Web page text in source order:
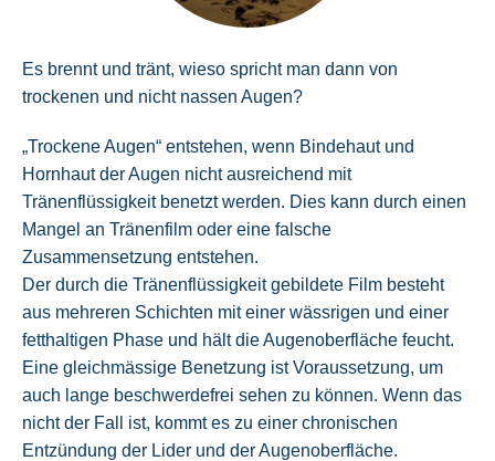
Es brennt und tränt, wieso spricht man dann von
trockenen und nicht nassen Augen?
„Trockene Augen“ entstehen, wenn Bindehaut und
Hornhaut der Augen nicht ausreichend mit
Tränenflüssigkeit benetzt werden. Dies kann durch einen
Mangel an Tränenfilm oder eine falsche
Zusammensetzung entstehen.
Der durch die Tränenflüssigkeit gebildete Film besteht
aus mehreren Schichten mit einer wässrigen und einer
fetthaltigen Phase und hält die Augenoberfläche feucht.
Eine gleichmässige Benetzung ist Voraussetzung, um
auch lange beschwerdefrei sehen zu können. Wenn das
nicht der Fall ist, kommt es zu einer chronischen
Entzündung der Lider und der Augenoberfläche.